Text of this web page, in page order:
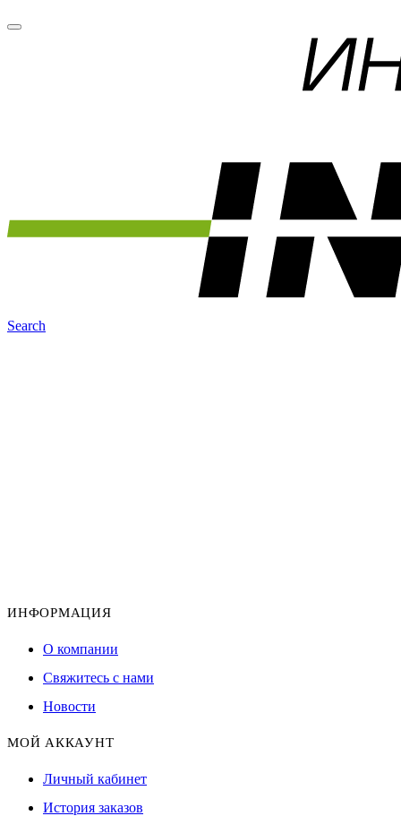
Search
ИНФОРМАЦИЯ
О компании
Свяжитесь с нами
Новости
МОЙ АККАУНТ
Личный кабинет
История заказов